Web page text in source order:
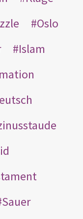
Oslo
Islam
Sauer